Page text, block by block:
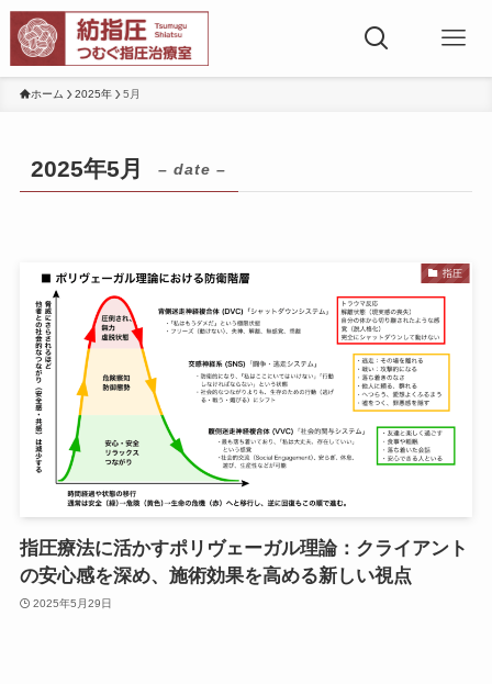
ホーム 2025年 5月
2025年5月 – date –
指圧
指圧療法に活かすポリヴェーガル理論：クライアント
の安心感を深め、施術効果を高める新しい視点
2025年5月29日